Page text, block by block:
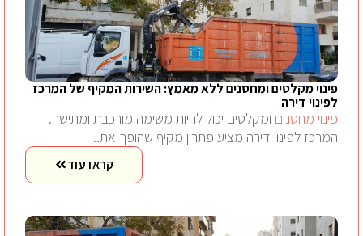
פינוי מקלטים ומחסנים ללא מאמץ: השירות המקיף של המרכז
לפינוי דירה
פינוי מחסנים ומקלטים יכול להיות משימה מורכבת ומתישה.
המרכז לפינוי דירה מציע פתרון מקיף שהופך את..
קראו עוד